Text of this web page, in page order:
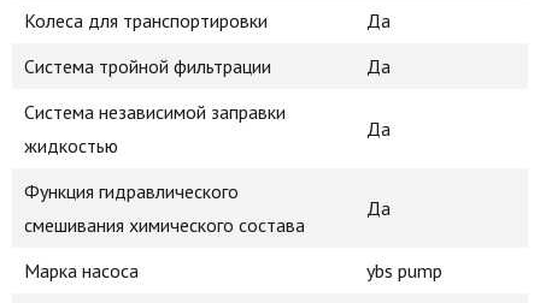
Колеса для транспортировки
Да
Система тройной фильтрации
Да
Система независимой заправки
жидкостью
Да
Функция гидравлического
смешивания химического состава
Да
Марка насоса
ybs pump